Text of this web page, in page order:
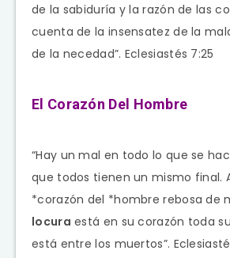
de la sabiduría y la razón de las
cuenta de la insensatez de la
de la necedad”. Eclesiastés 7:25
El Corazón Del Hombre
“Hay un mal en todo lo que se
que todos tienen un mismo final.
*corazón del *hombre rebosa de
locura está en su corazón toda
está entre los muertos”.